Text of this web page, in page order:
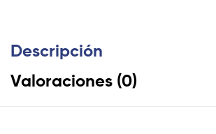
Descripción
Valoraciones (0)